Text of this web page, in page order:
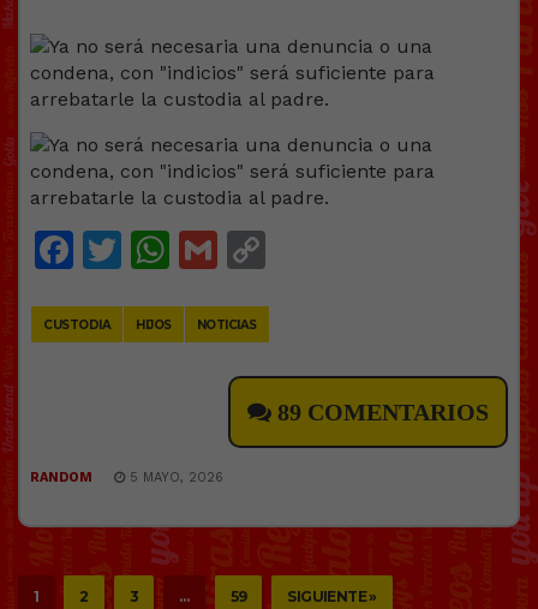
Facebook
Twitter
WhatsApp
Gmail
CUSTODIA HIJOS NOTICIAS
89 COMENTARIOS
RANDOM 5 MAYO, 2026
1 2 3 … 59 SIGUIENTE »